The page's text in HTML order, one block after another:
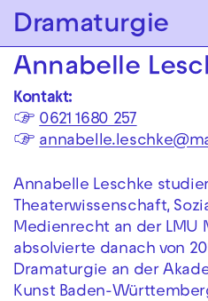
Zur Hauptnavigation
Zum Hauptinhalt springen
Dramaturgie
Annabelle
Kontakt:
☞ 0621 1680 257
☞
Annabelle Leschke
Theaterwissenschaft,
Medienrecht an der LMU
absolvierte danach von
Dramaturgie an der
Kunst Baden-